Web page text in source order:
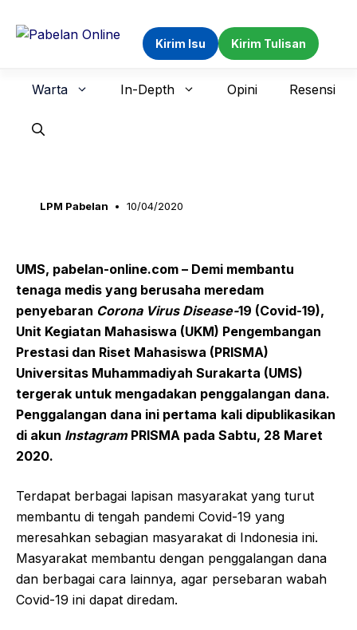
Kirim Isu Kirim Tulisan
Warta In-Depth Opini Resensi
LPM Pabelan 10/04/2020
UMS, pabelan-online.com – Demi membantu
tenaga medis yang berusaha meredam
penyebaran Corona Virus Disease-19 (Covid-19),
Unit Kegiatan Mahasiswa (UKM) Pengembangan
Prestasi dan Riset Mahasiswa (PRISMA)
Universitas Muhammadiyah Surakarta (UMS)
tergerak untuk mengadakan penggalangan dana.
Penggalangan dana ini pertama kali dipublikasikan
di akun InstagramPRISMA pada Sabtu, 28 Maret
2020.
Terdapat berbagai lapisan masyarakat yang turut
membantu di tengah pandemi Covid-19 yang
meresahkan sebagian masyarakat di Indonesia ini.
Masyarakat membantu dengan penggalangan dana
dan berbagai cara lainnya, agar persebaran wabah
Covid-19 ini dapat diredam.